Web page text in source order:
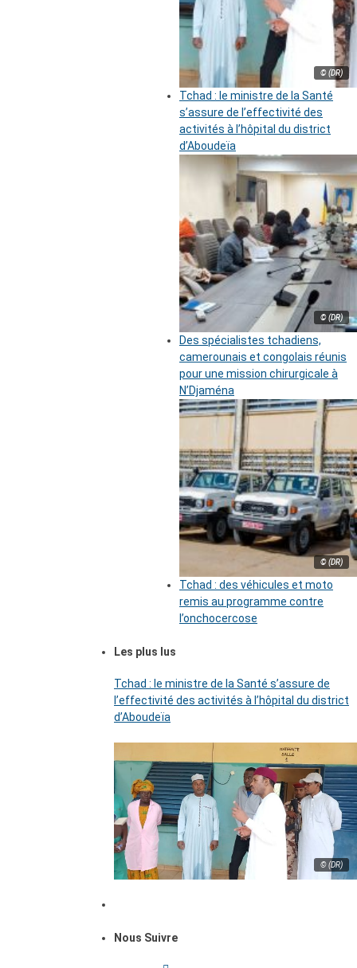
© (DR)
Tchad : le ministre de la Santé
s’assure de l’effectivité des
activités à l’hôpital du district
d’Aboudeïa
© (DR)
Des spécialistes tchadiens,
camerounais et congolais réunis
pour une mission chirurgicale à
N’Djaména
© (DR)
Tchad : des véhicules et moto
remis au programme contre
l’onchocercose
Les plus lus
Tchad : le ministre de la Santé s’assure de
l’effectivité des activités à l’hôpital du district
d’Aboudeïa
© (DR)
Nous Suivre